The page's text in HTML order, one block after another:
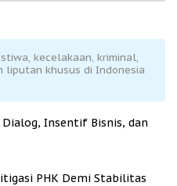
kecelakaan, kriminal,
liputan khusus di Indonesia
Insentif Bisnis, dan
PHK Demi Stabilitas